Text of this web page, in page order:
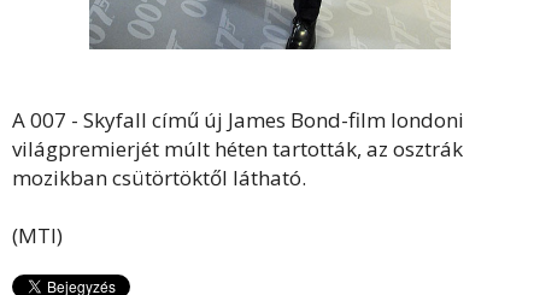
A 007 - Skyfall című új James Bond-film londoni
világpremierjét múlt héten tartották, az osztrák
mozikban csütörtöktől látható.
(MTI)